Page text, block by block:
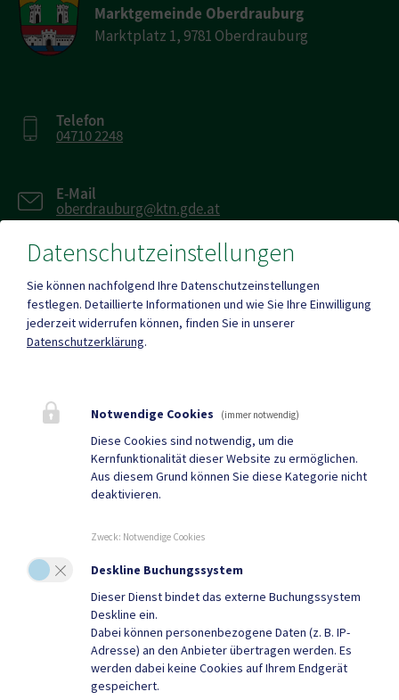
Marktgemeinde Oberdrauburg
Marktplatz 1, 9781 Oberdrauburg
Telefon
04710 2248
E-Mail
oberdrauburg@ktn.gde.at
04710 2249-16
Heute , 08:00 bis 12:00 Uhr
Amtsstunden
Heute , 08:00 bis 16:00 Uhr
Quicklinks
Geko digital Gemeinde-
Tourismus
Datenschutzeinstellungen
Sie können nachfolgend Ihre Datenschutzeinstellungen
festlegen. Detaillierte Informationen und wie Sie Ihre Einwilligung
jederzeit widerrufen können, finden Sie in unserer
Datenschutzerklärung.
Notwendige Cookies (immer notwendig)
Diese Cookies sind notwendig, um die
Kernfunktionalität dieser Website zu ermöglichen.
Aus diesem Grund können Sie diese Kategorie nicht
deaktivieren.
Zweck: Notwendige Cookies
Deskline Buchungssystem
Dieser Dienst bindet das externe Buchungssystem
Deskline ein.
Dabei können personenbezogene Daten (z. B. IP-
Adresse) an den Anbieter übertragen werden. Es
werden dabei keine Cookies auf Ihrem Endgerät
gespeichert.